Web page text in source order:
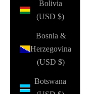
Bolivia
(USD $)
Bosnia &
Herzegovina
(USD $)
Botswana